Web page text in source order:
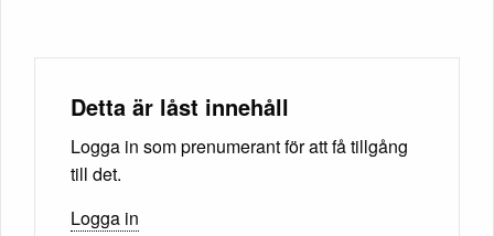
Detta är låst innehåll
Logga in som prenumerant för att få tillgång
till det.
Logga in